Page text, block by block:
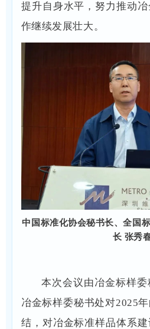
提升自身水平，努力推动
作继续发展壮大。
中国标准化协会秘书长、全国
长 张秀
本次会议由冶金标样委
冶金标样委秘书处对2025
结，对冶金标准样品体系